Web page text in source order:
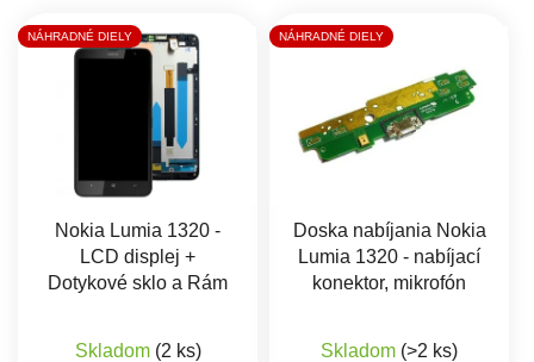
Výpis produktov
NÁHRADNÉ DIELY
Nokia Lumia 1320 -
LCD displej +
Dotykové sklo a Rám
Skladom (2 ks)
NÁHRADNÉ DIELY
Doska nabíjania Nokia
Lumia 1320 - nabíjací
konektor, mikrofón
Skladom (>2 ks)